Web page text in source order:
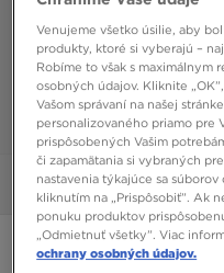
PUMA SPEEDCAT OG
Venujeme všetko úsilie, aby
produkty, ktoré si vyberajú –
Robíme to však s maximálnym
osobných údajov. Kliknite
Vašom správaní na našej
personalizovaného priamo pre
prispôsobených Vašim
či zapamätania si vybraných
nastavenia týkajúce sa
kliknutím na „Prispôsobiť”. Ak
ponuku produktov
„Odmietnuť všetky”. Viac
ochrany osobných údajov.